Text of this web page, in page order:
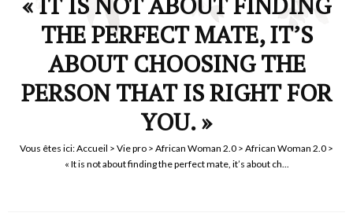
THE PERFECT MATE, IT’S
ABOUT CHOOSING THE
PERSON THAT IS RIGHT FOR
YOU. »
Vous êtes ici:Accueil > Vie pro > African Woman 2.0 > African Woman 2.0 >
« It is not about finding the perfect mate, it’s about ch...